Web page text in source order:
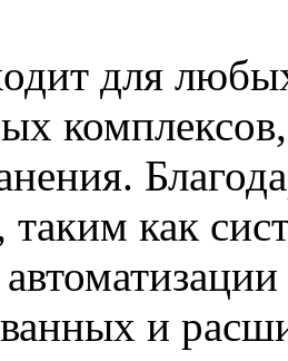
для
как
и